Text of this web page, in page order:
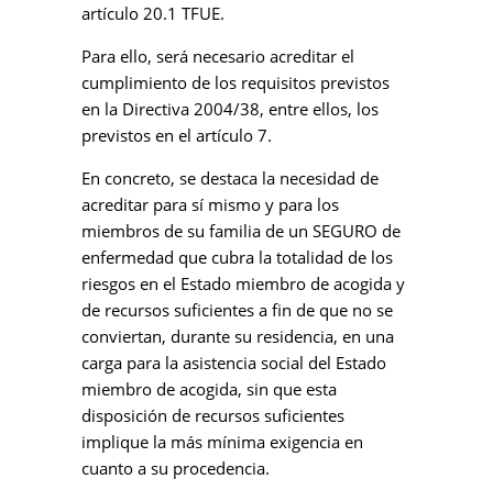
artículo 20.1 TFUE.
Para ello, será necesario acreditar el
cumplimiento de los requisitos previstos
en la Directiva 2004/38, entre ellos, los
previstos en el artículo 7.
En concreto, se destaca la necesidad de
acreditar para sí mismo y para los
miembros de su familia de un SEGURO de
enfermedad que cubra la totalidad de los
riesgos en el Estado miembro de acogida y
de recursos suficientes a fin de que no se
conviertan, durante su residencia, en una
carga para la asistencia social del Estado
miembro de acogida, sin que esta
disposición de recursos suficientes
implique la más mínima exigencia en
cuanto a su procedencia.